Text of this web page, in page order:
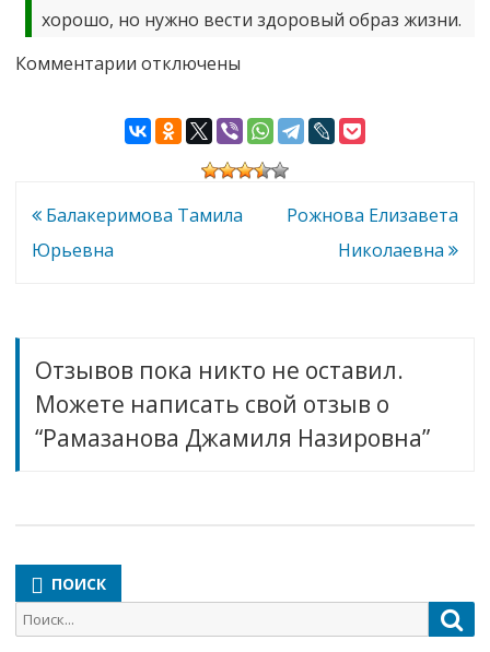
хорошо, но нужно вести здоровый образ жизни.
Комментарии к
Джамиля
Назировна
отключены
Навигация
по
Балакеримова Тамила
Юрьевна
Рожнова Елизавета
Николаевна
Отзывов пока никто не оставил.
Можете написать свой отзыв о
“Рамазанова Джамиля Назировна”
ПОИСК
Поиск
для: